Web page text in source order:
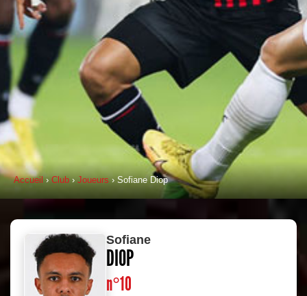
Accueil›Club ›Joueurs› Sofiane Diop
Sofiane
DIOP
n°10